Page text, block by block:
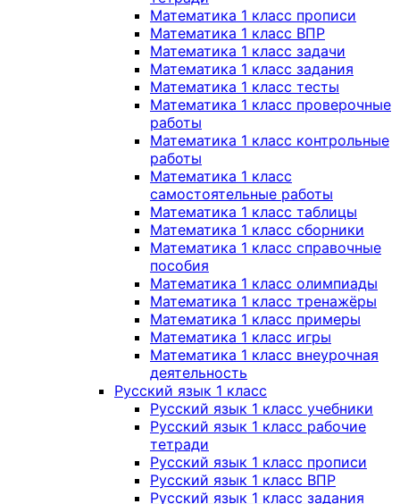
Математика 1 класс прописи
Математика 1 класс ВПР
Математика 1 класс задачи
Математика 1 класс задания
Математика 1 класс тесты
Математика 1 класс проверочные
работы
Математика 1 класс контрольные
работы
Математика 1 класс
самостоятельные работы
Математика 1 класс таблицы
Математика 1 класс сборники
Математика 1 класс справочные
пособия
Математика 1 класс олимпиады
Математика 1 класс тренажёры
Математика 1 класс примеры
Математика 1 класс игры
Математика 1 класс внеурочная
деятельность
Русский язык 1 класс
Русский язык 1 класс учебники
Русский язык 1 класс рабочие
тетради
Русский язык 1 класс прописи
Русский язык 1 класс ВПР
Русский язык 1 класс задания